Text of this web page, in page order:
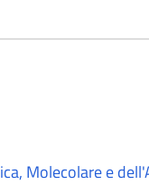
Molecolare e